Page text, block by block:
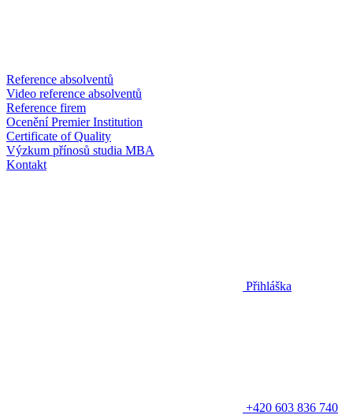
Reference absolventů
Video reference absolventů
Reference firem
Ocenění Premier Institution
Certificate of Quality
Výzkum přínosů studia MBA
Kontakt
Přihláška
+420 603 836 740